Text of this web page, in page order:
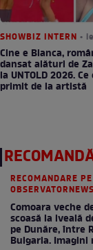
SHOWBIZ INTERN •
Cine e Bianca,
dansat alături de
la UNTOLD 2026.
primit de la artistă
RECOMANDARE PE
Comoara veche
scoasă la iveală
pe Dunăre, între
Bulgaria. Imagini